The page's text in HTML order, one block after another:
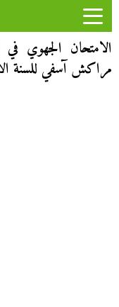
الامتحان الجهوي في
مراكش آسفي للسنة